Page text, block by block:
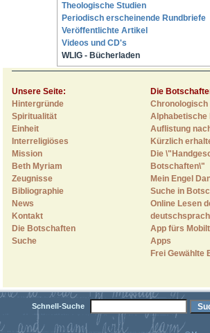
Theologische Studien
Periodisch erscheinende Rundbriefe
Veröffentlichte Artikel
Videos und CD's
WLIG - Bücherladen
Unsere Seite:
Hintergründe
Spiritualität
Einheit
Interreligiöses
Mission
Beth Myriam
Zeugnisse
Bibliographie
News
Kontakt
Die Botschaften
Suche
Die
Alphabetische
Auflistung
Kürzlich
Die
Botschaften\"
Mein Engel
Suche in
Online Lesen
App fürs
Apps
Frei Gewählte
Schnell-Suche